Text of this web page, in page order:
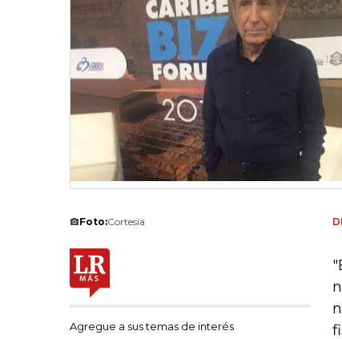
Foto:Cortesía
Agregue a sus temas de interés